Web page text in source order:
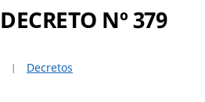
DECRETO Nº 379
Decretos